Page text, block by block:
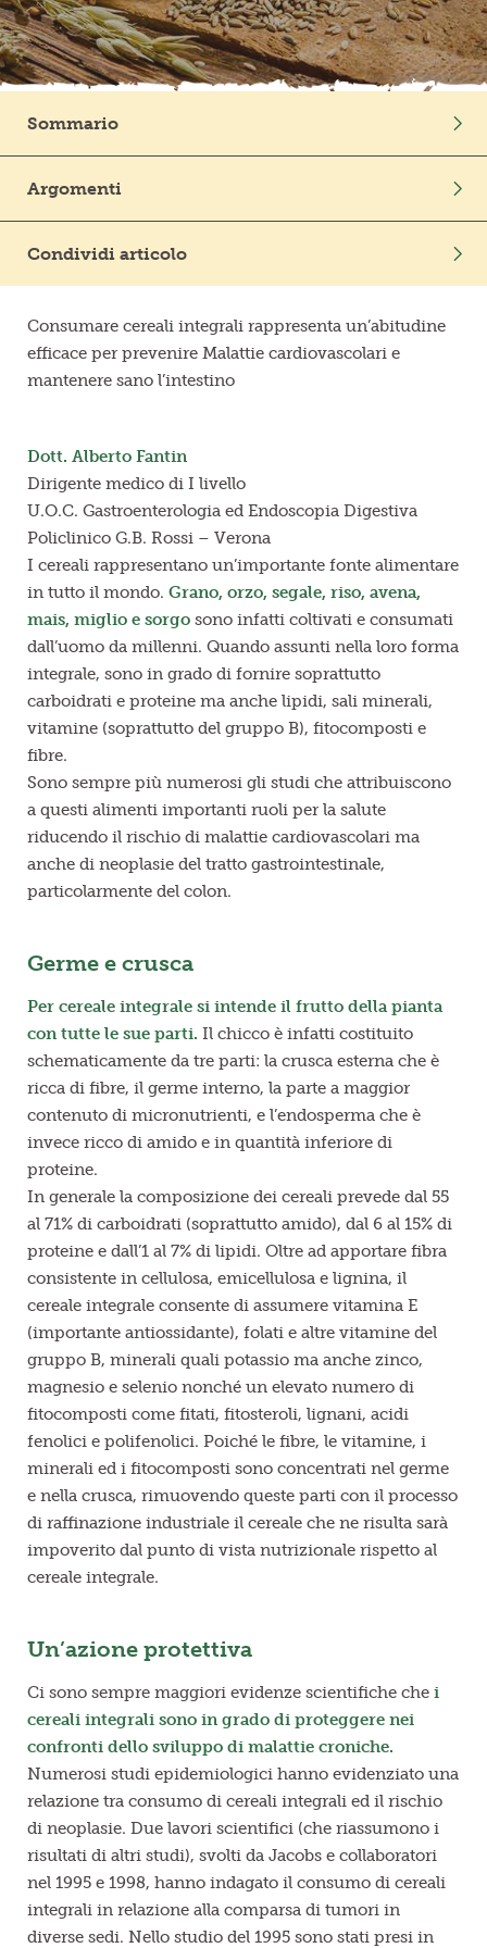
Frutta in pezzi
Polpe di frutta
Prodotti freschi
Sommario
Germe e crusca
I fitocomposti
Argomenti
Condividi articolo
Consumare cereali integrali rappresenta un’abitudine
efficace per prevenire Malattie cardiovascolari e
mantenere sano l’intestino
Dott. Alberto Fantin
Dirigente medico di I livello
U.O.C. Gastroenterologia ed Endoscopia Digestiva
Policlinico G.B. Rossi – Verona
I cereali rappresentano un’importante fonte alimentare
in tutto il mondo. Grano, orzo, segale, riso, avena,
mais, miglio e sorgo sono infatti coltivati e consumati
dall’uomo da millenni. Quando assunti nella loro forma
integrale, sono in grado di fornire soprattutto
carboidrati e proteine ma anche lipidi, sali minerali,
vitamine (soprattutto del gruppo B), fitocomposti e
fibre.
Sono sempre più numerosi gli studi che attribuiscono
a questi alimenti importanti ruoli per la salute
riducendo il rischio di malattie cardiovascolari ma
anche di neoplasie del tratto gastrointestinale,
particolarmente del colon.
Germe e crusca
Per cereale integrale si intende il frutto della pianta
con tutte le sue parti. Il chicco è infatti costituito
schematicamente da tre parti: la crusca esterna che è
ricca di fibre, il germe interno, la parte a maggior
contenuto di micronutrienti, e l’endosperma che è
invece ricco di amido e in quantità inferiore di
proteine.
In generale la composizione dei cereali prevede dal 55
al 71% di carboidrati (soprattutto amido), dal 6 al 15% di
proteine e dall’1 al 7% di lipidi. Oltre ad apportare fibra
consistente in cellulosa, emicellulosa e lignina, il
cereale integrale consente di assumere vitamina E
(importante antiossidante), folati e altre vitamine del
gruppo B, minerali quali potassio ma anche zinco,
magnesio e selenio nonché un elevato numero di
fitocomposti come fitati, fitosteroli, lignani, acidi
fenolici e polifenolici. Poiché le fibre, le vitamine, i
minerali ed i fitocomposti sono concentrati nel germe
e nella crusca, rimuovendo queste parti con il processo
di raffinazione industriale il cereale che ne risulta sarà
impoverito dal punto di vista nutrizionale rispetto al
cereale integrale.
Un’azione protettiva
Ci sono sempre maggiori evidenze scientifiche che i
cereali integrali sono in grado di proteggere nei
confronti dello sviluppo di malattie croniche.
Numerosi studi epidemiologici hanno evidenziato una
relazione tra consumo di cereali integrali ed il rischio
di neoplasie. Due lavori scientifici (che riassumono i
risultati di altri studi), svolti da Jacobs e collaboratori
nel 1995 e 1998, hanno indagato il consumo di cereali
integrali in relazione alla comparsa di tumori in
diverse sedi. Nello studio del 1995 sono stati presi in